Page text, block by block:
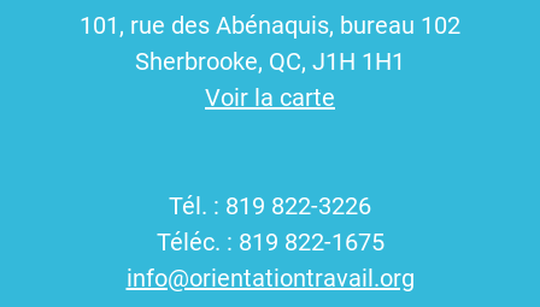
101, rue des Abénaquis, bureau 102
Sherbrooke, QC, J1H 1H1
Voir la carte
Tél. : 819 822-3226
Téléc. : 819 822-1675
info@orientationtravail.org